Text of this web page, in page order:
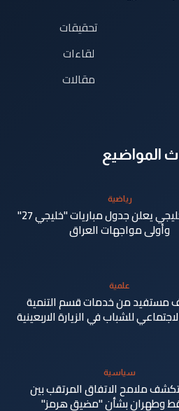
تحقيقات
لقاءات
مقالات
المواضيع
رياضية
الاتحاد الخليجي يعلن جدول مباريات "خليجي 27"
وأولى مواجهات العراق
علمية
الف مستفيد من خدمات قسم التنمية
للشباب في الزيارة الاربعينية
سياسية
ملامح الاتفاق المرتقب بين
وطهران بشأن "مضيق هرمز"